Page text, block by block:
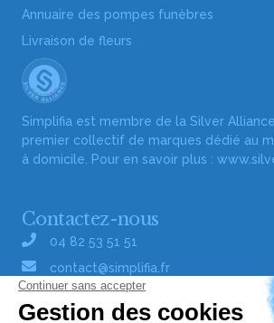
Annuaire des pompes funèbres
Livraison de fleurs
Simplifia est membre de la Silver Alliance,
premier collectif de marques dédié au
à domicile. Pour en savoir plus :
Contactez-nous
04 82 53 51 51
contact@simplifia.fr